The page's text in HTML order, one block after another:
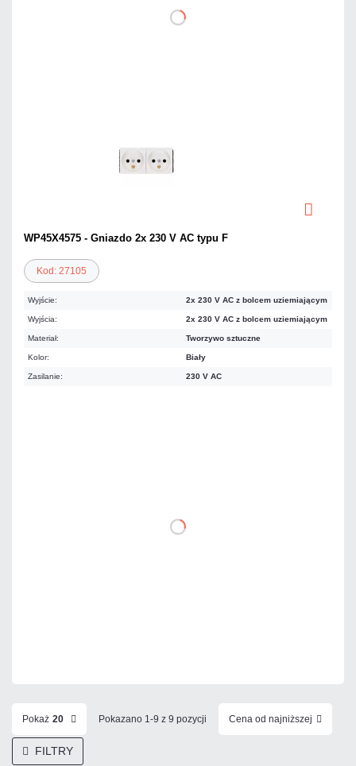
WP45X4575 - Gniazdo 2x 230 V AC typu F
Kod: 27105
Wyjście: 2x 230 V AC z bolcem uziemiającym
Wyjścia: 2x 230 V AC z bolcem uziemiającym
Materiał: Tworzywo sztuczne
Kolor: Biały
Zasilanie: 230 V AC
Pokaż 20 Pokazano 1-9 z 9 pozycji Cena od najniższej
FILTRY